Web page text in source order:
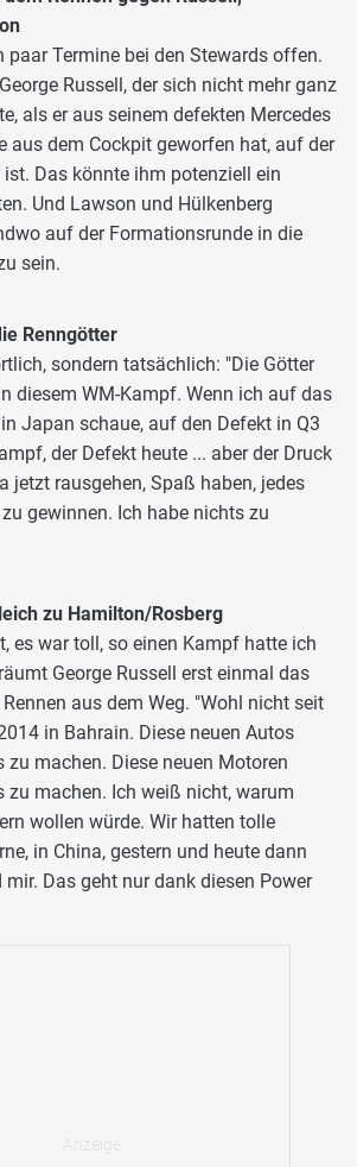
paar Termine bei den Stewards offen.
Russell, der sich nicht mehr ganz
als er aus seinem defekten Mercedes
aus dem Cockpit geworfen hat, auf der
Das könnte ihm potenziell ein
Und Lawson und Hülkenberg
auf der Formationsrunde in die
sein.
Renngötter
sondern tatsächlich: "Die Götter
diesem WM-Kampf. Wenn ich auf das
Japan schaue, auf den Defekt in Q3
der Defekt heute ... aber der Druck
jetzt rausgehen, Spaß haben, jedes
gewinnen. Ich habe nichts zu
zu Hamilton/Rosberg
es war toll, so einen Kampf hatte ich
George Russell erst einmal das
aus dem Weg. "Wohl nicht seit
in Bahrain. Diese neuen Autos
zu machen. Diese neuen Motoren
zu machen. Ich weiß nicht, warum
wollen würde. Wir hatten tolle
in China, gestern und heute dann
Das geht nur dank diesen Power